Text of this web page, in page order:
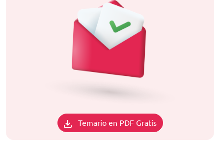
Temario en PDF Gratis